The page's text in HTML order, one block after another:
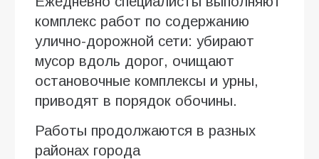
комплекс работ по содержанию
улично-дорожной сети: убирают
мусор вдоль дорог, очищают
остановочные комплексы и урны,
приводят в порядок обочины.
Работы продолжаются в разных
районах города